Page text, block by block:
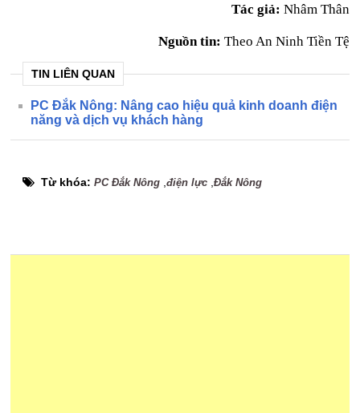
Tác giả: Nhâm Thân
Nguồn tin: Theo An Ninh Tiền Tệ
TIN LIÊN QUAN
PC Đắk Nông: Nâng cao hiệu quả kinh doanh điện
năng và dịch vụ khách hàng
Từ khóa:PC Đắk Nông ,điện lực ,Đắk Nông